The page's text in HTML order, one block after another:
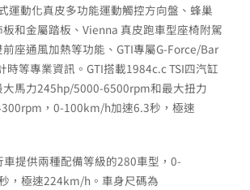
運動化真皮多功能運動觸控方向盤、蜂巢
和金屬踏板、Vienna 真皮跑車型座椅附駕
座通風加熱等功能、GTI專屬G-Force/Bar
時等專業資訊。GTI搭載1984c.c TSI四汽缸
大馬力245hp/5000-6500rpm和最大扭力
，0-100km/h加速6.3秒，極速
提供兩種配備等級的280車型，0-
，極速224km/h。車身尺碼為